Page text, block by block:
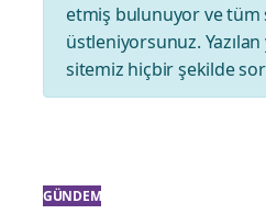
etmiş bulunuyor ve
üstleniyorsunuz.
sitemiz hiçbir şekilde
GÜNDEM